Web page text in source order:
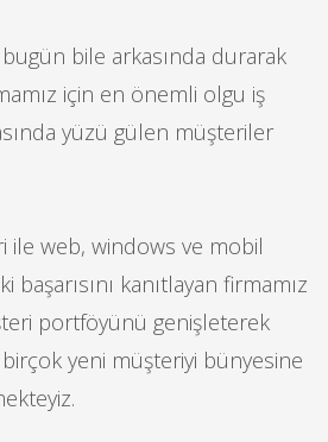
bugün bile arkasında durarak
için en önemli olgu iş
yüzü gülen müşteriler
ile web, windows ve mobil
başarısını kanıtlayan firmamız
portföyünü genişleterek
yeni müşteriyi bünyesine